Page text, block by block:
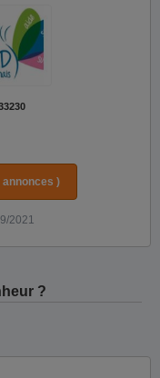
annonces )
2021
?